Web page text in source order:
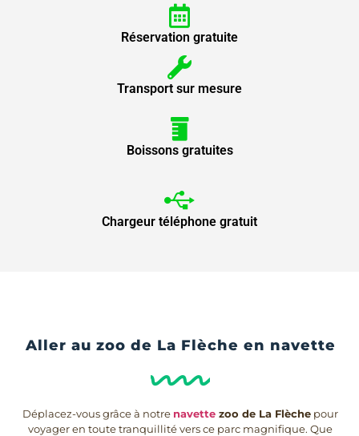
Réservation gratuite
Transport sur mesure
Boissons gratuites
Chargeur téléphone gratuit
Aller au zoo de La Flèche en navette
Déplacez-vous grâce à notre navette zoo de La Flèche pour
voyager en toute tranquillité vers ce parc magnifique. Que